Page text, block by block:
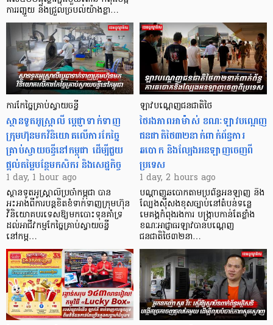
ការរញ្ជួយ និងជ្រួលច្របល់យ៉ាងខ្លា…
ការកែច្នៃគ្រាប់ស្វាយចន្ទី
ស្ថានទូតអូស្ត្រាលី ប្តេជ្ញាទាក់ទាញ
ក្រុមហ៊ុនមក​វិនិយោគលើការកែច្នៃ
គ្រាប់ស្វាយចន្ទីនៅកម្ពុជា ដើម្បីជួយ
ផ្តល់តម្លៃបន្ថែមកសិករ និងសេដ្ឋកិច្ច
1 day, 1 hour ago
ស្ថានទូតអូស្ត្រាលីប្រចាំកម្ពុជា បាន
អះអាងពីការបន្តខិតខំទាក់ទាញក្រុមហ៊ុន
វិនិយោគបរទេសឱ្យមកបោះទុនគាំទ្រ
ដល់អាជីវកម្មកែច្នៃគ្រាប់ស្វាយចន្ទី
នៅកម្ព…
ឡាវបណ្តេញជនជាតិថៃ
ថៃរងភាពអាម៉ាស់ ខណៈឡាវបណ្តេញ
ជនជាតិថៃ៣២នាក់ពាក់ព័ន្ធការ
ឆបោក និងល្បែងអនឡាញចេញពី
ប្រទេស
1 day, 2 hours ago
បណ្តាញឆបោកតាមប្រព័ន្ធអនឡាញ និង
ល្បែងស៊ីសងខុសច្បាប់នៅតំបន់ទន្លេ
មេគង្គកំពុងរងការ បង្ក្រាប​កាន់តែខ្លាំង
ខណៈអាជ្ញាធរឡាវបានបណ្តេញ
ជនជាតិថៃ៣២នា…